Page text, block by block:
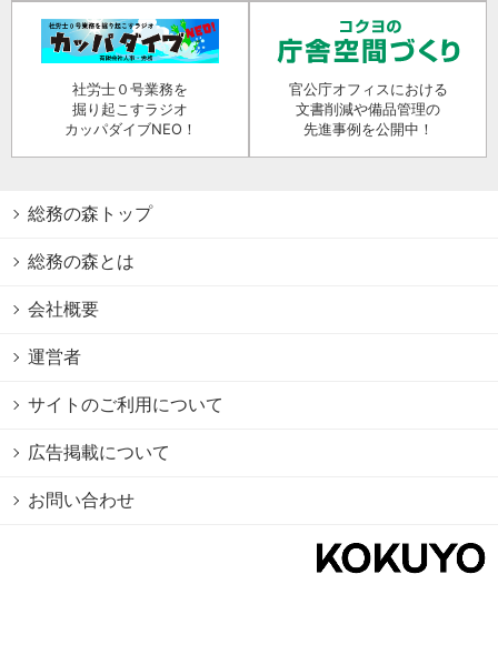
社労士０号業務を
掘り起こすラジオ
カッパダイブNEO！
官公庁オフィスにおける
文書削減や備品管理の
先進事例を公開中！
総務の森トップ
総務の森とは
会社概要
運営者
サイトのご利用について
広告掲載について
お問い合わせ